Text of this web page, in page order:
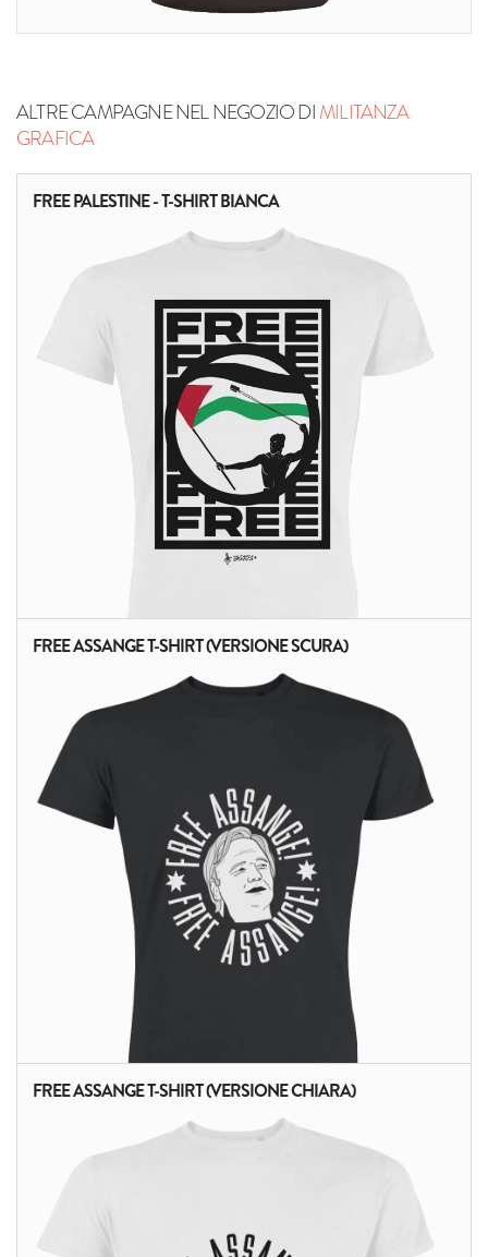
ALTRE CAMPAGNE NEL NEGOZIO DIMILITANZA
GRAFICA
FREE PALESTINE - T-SHIRT BIANCA
ALTRI PRODOTTI:
FREE ASSANGE T-SHIRT (VERSIONE SCURA)
FREE ASSANGE T-SHIRT (VERSIONE CHIARA)